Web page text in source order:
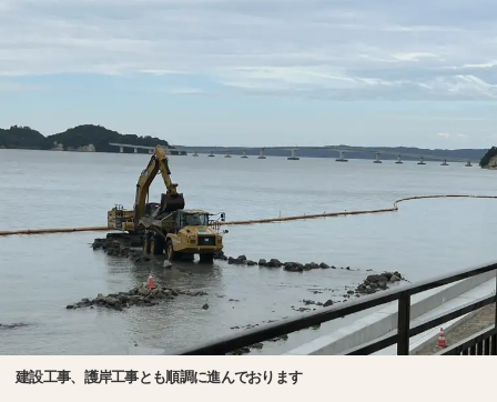
建設工事、護岸工事とも順調に進んでおります